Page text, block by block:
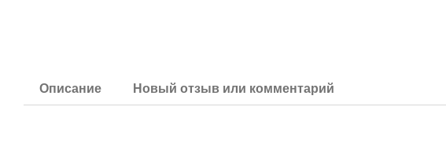
Описание Новый отзыв или комментарий